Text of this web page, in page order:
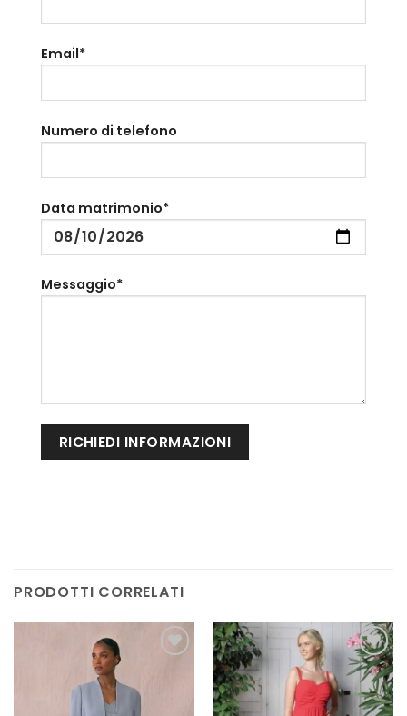
Email*
Numero di telefono
Data matrimonio*
Messaggio*
PRODOTTI CORRELATI
ALLA TUA
LISTA DEI
AGGIUNGI
ALLA TUA
LISTA DEI